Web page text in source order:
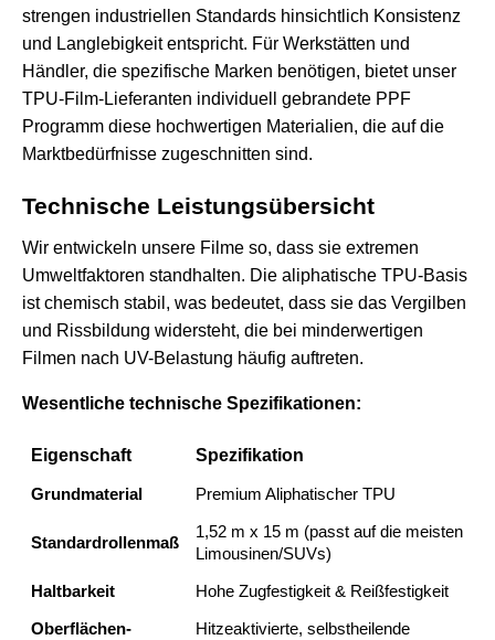
strengen industriellen Standards hinsichtlich Konsistenz
und Langlebigkeit entspricht. Für Werkstätten und
Händler, die spezifische Marken benötigen, bietet unser
TPU-Film-Lieferanten individuell gebrandete PPF
Programm diese hochwertigen Materialien, die auf die
Marktbedürfnisse zugeschnitten sind.
Technische Leistungsübersicht
Wir entwickeln unsere Filme so, dass sie extremen
Umweltfaktoren standhalten. Die aliphatische TPU-Basis
ist chemisch stabil, was bedeutet, dass sie das Vergilben
und Rissbildung widersteht, die bei minderwertigen
Filmen nach UV-Belastung häufig auftreten.
Wesentliche technische Spezifikationen:
Eigenschaft Spezifikation
Grundmaterial Premium Aliphatischer TPU
Standardrollenmaß
1,52 m x 15 m (passt auf die meisten
Limousinen/SUVs)
Haltbarkeit
Hohe Zugfestigkeit & Reißfestigkeit
Oberflächen-
Hitzeaktivierte, selbstheilende